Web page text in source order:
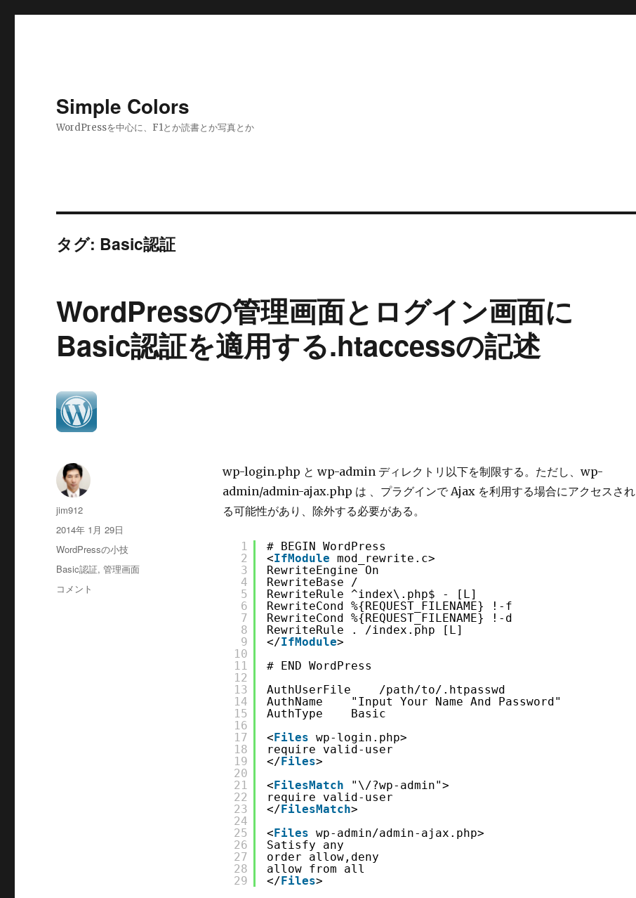
Simple Colors
WordPressを中心に、F1とか読書とか写真とか
タグ: Basic認証
WordPressの管理画面とログイン画面に
Basic認証を適用する.htaccessの記述
wp-login.php と wp-admin ディレクトリ以下を制限する。ただし、wp-
admin/admin-ajax.php は 、プラグインで Ajax を利用する場合にアクセスされ
る可能性があり、除外する必要がある。
1
2
3
4
5
6
7
8
9
10
11
12
13
14
15
16
17
18
19
20
21
22
23
24
25
26
27
28
29
# BEGIN WordPress
<IfModule mod_rewrite.c>
RewriteEngine On
RewriteBase /
RewriteRule ^index\.php$ - [L]
RewriteCond %{REQUEST_FILENAME} !-f
RewriteCond %{REQUEST_FILENAME} !-d
RewriteRule . /index.php [L]
</IfModule>
# END WordPress
AuthUserFile    /path/to/.htpasswd
AuthName    "Input Your Name And Password"
AuthType    Basic
<Files wp-login.php>
require valid-user
</Files>
<FilesMatch
"\/?wp-admin">
require valid-user
</FilesMatch>
<Files wp-admin/admin-ajax.php>
Satisfy any
order allow,deny
allow from all
</Files>
投
稿
jim912
投
稿
2014年 1月 29日
カ
テ
リ
WordPressの小技
タ
Basic認証,管理画面
WordPress
コメント